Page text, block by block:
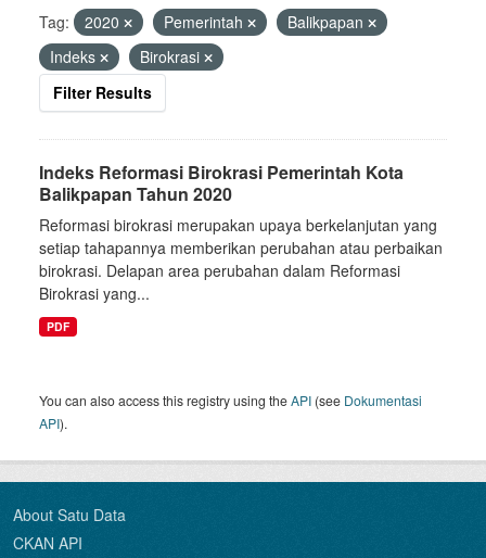
Tag: 2020 Pemerintah
Balikpapan
Indeks
Birokrasi
Filter Results
Indeks Reformasi Birokrasi Pemerintah Kota
Balikpapan Tahun 2020
Reformasi birokrasi merupakan upaya berkelanjutan yang
setiap tahapannya memberikan perubahan atau perbaikan
birokrasi. Delapan area perubahan dalam Reformasi
Birokrasi yang...
PDF
You can also access this registry using theAPI (see Dokumentasi
API).
About Satu Data
CKAN API